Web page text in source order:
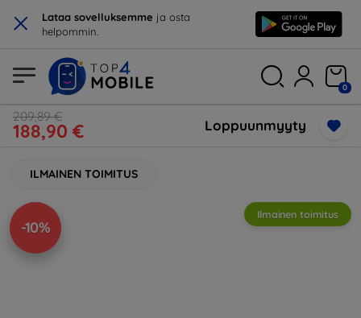
× Lataa sovelluksemme ja osta
helpommin.
0
209,89 €
188,90 € Loppuunmyyty
ILMAINEN TOIMITUS
-10%
Ilmainen toimitus